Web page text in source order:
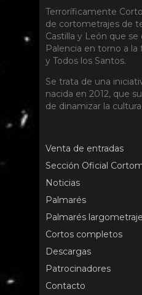
Terroríficamente
de cortometrajes de
Castilla y León que se
Palencia en torno a
y Todos los Santos.
Se trata de una
nacida en 2012, que
de dinamizar la
Venta de entradas
Sección Oficial
Noticias
Palmarés
Palmarés
Cortos completos
Descargas
Patrocinadores
Contacto